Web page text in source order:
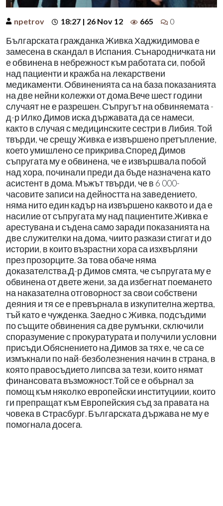
npetrov 18:27 | 26 Nov 12 665 0
Българската гражданка Живка Хаджидимова е
замесена в скандал в Испания. Сънародничката ни
е обвинена в небрежност към работата си, побой
над пациенти и кражба на лекарствени
медикаменти. Обвиненията са на база показанията
на две нейни колежки от дома.Вече шест години
случаят не е разрешен. Съпругът на обвиняемата -
д-р Илко Димов иска държавата да се намеси,
както в случая с медицинските сестри в Либия. Той
твърди, че срещу Живка е извършено претъпление,
което умишлено се прикрива.Според Димов
съпругата му е обвинена, че е извършвала побой
над хора, починали преди да бъде назначена като
асистент в дома. Мъжът твърди, че в 6 000-
часовите записи на дейността на заведението,
няма нито един кадър на извършено каквото и да е
насилие от съпругата му над пациентите.Живка е
арестувана и съдена само заради показанията на
две служителки на дома, чиито разкази стигат и до
истории, в които възрастни хора са изхвърляни
през прозорците. За това обаче няма
доказателства.Д-р Димов смята, че съпругата му е
обвинена от двете жени, за да избегнат поемането
на наказателна отговорност за свои собствени
деяния и тя се е превърнала в изкупителна жертва,
тъй като е чужденка. Заедно с Живка, подсъдими
по същите обвинения са две румънки, сключили
споразумение с прокуратурата и получили условни
присъди.Обяснението на Димов за тях е, че са се
измъкнали по най-безболезнения начин в страна, в
която правосъдието липсва за тези, които нямат
финансовата възможност.Той се е обърнал за
помощ към няколко европейски институциии, които
ги препращат към Европейския съд за правата на
човека в Страсбург. Българската държава не му е
помогнала досега.